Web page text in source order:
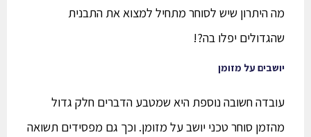
מה היתרון שיש לסוחר מתחיל למצוא את התבנית
שהגדולים יפלו בה?!
יושבים על מזומן
עובדה חשובה נוספת היא שמטבע הדברים חלק גדול
מהזמן סוחר טכני יושב על מזומן. וכך גם מפסידים תשואה